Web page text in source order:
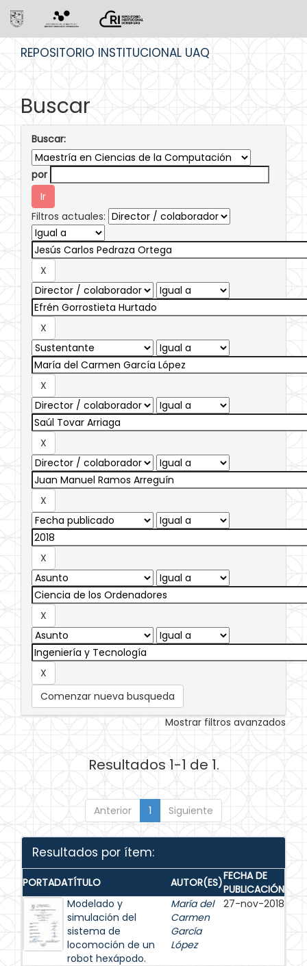
REPOSITORIO INSTITUCIONAL UAQ
Buscar
Buscar:
por
Filtros actuales:
Comenzar nueva busqueda
Mostrar filtros avanzados
Resultados 1-1 de 1.
Anterior 1 Siguiente
Resultados por ítem:
PORTADATÍTULO AUTOR(ES)FECHA DE
PUBLICACIÓN
Modelado y
simulación del
sistema de
locomoción de un
robot hexápodo.
María del
Carmen
García
López
27-nov-2018